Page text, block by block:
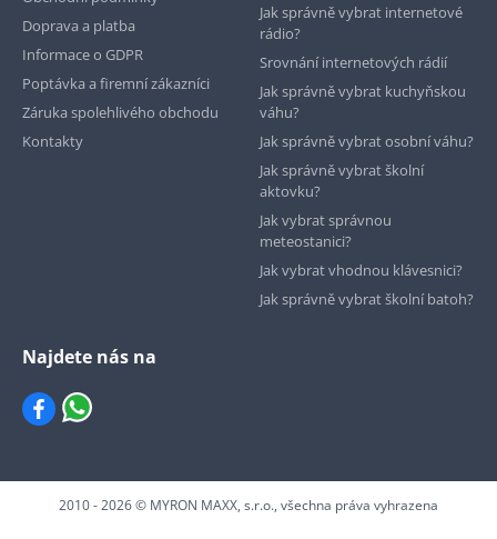
Doprava a platba
Informace o GDPR
Poptávka a firemní zákazníci
Záruka spolehlivého obchodu
Kontakty
Jak správně vybrat internetové
rádio?
Srovnání internetových rádií
Jak správně vybrat kuchyňskou
váhu?
Jak správně vybrat osobní váhu?
Jak správně vybrat školní
aktovku?
Jak vybrat správnou
meteostanici?
Jak vybrat vhodnou klávesnici?
Jak správně vybrat školní batoh?
Najdete nás na
2010 - 2026 © MYRON MAXX, s.r.o., všechna práva vyhrazena